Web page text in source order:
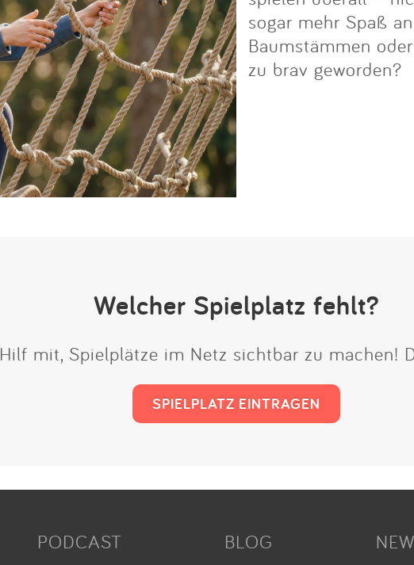
sogar mehr Spaß
Baumstämmen
zu brav geworden?
Welcher Spielplatz fehlt?
Hilf mit, Spielplätze im Netz sichtbar zu machen!
SPIELPLATZ EINTRAGEN
PODCAST BLOG